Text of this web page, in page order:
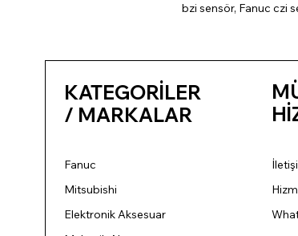
bzi sensör, Fanuc czi
KATEGORİLER
/ MARKALAR
Fanuc
Mitsubishi
Elektronik Aksesuar